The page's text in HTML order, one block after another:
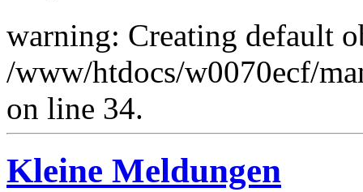
warning: Creating default
/www/htdocs/w0070ecf/
on line 34.
Kleine Meldungen